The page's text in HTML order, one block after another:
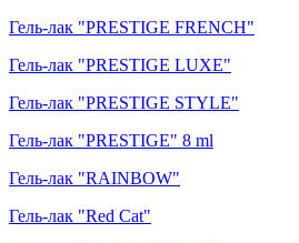
Гель-лак "PRESTIGE FRENCH"
Гель-лак "PRESTIGE LUXE"
Гель-лак "PRESTIGE STYLE"
Гель-лак "PRESTIGE" 8 ml
Гель-лак "RAINBOW"
Гель-лак "Red Cat"